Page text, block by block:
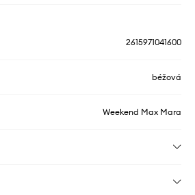
2615971041600
béžová
Weekend Max Mara